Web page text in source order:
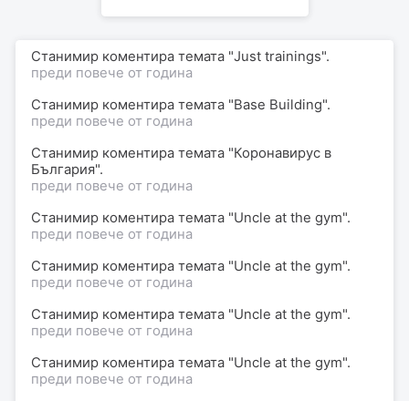
Станимир коментира темата "Just trainings".
преди повече от година
Станимир коментира темата "Base Building".
преди повече от година
Станимир коментира темата "Коронавирус в
България".
преди повече от година
Станимир коментира темата "Uncle at the gym".
преди повече от година
Станимир коментира темата "Uncle at the gym".
преди повече от година
Станимир коментира темата "Uncle at the gym".
преди повече от година
Станимир коментира темата "Uncle at the gym".
преди повече от година